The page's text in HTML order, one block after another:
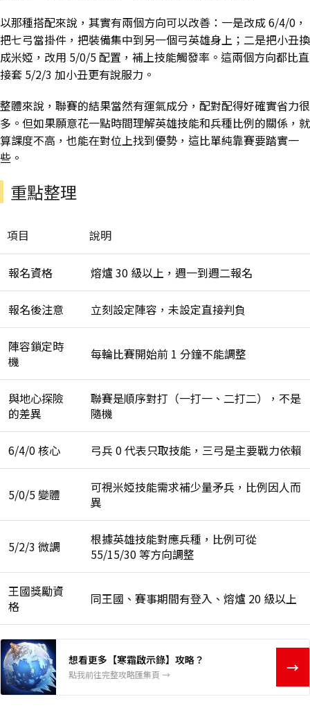
以那種搭配來說，其實有兩個方向可以改善：一是改成 6/4/0，
把七弓當掛件，把裝備集中到另一個弓英雄身上；二是把小丑換
成米婭，改用 5/0/5 配置，補上技能觸發率。這兩個方向都比直
接套 5/2/3 加小丑更有說服力。
整體來說，聯賽的結果當然有運氣成分，配對配得好確實省力很
多。但如果願意花一點時間理解英雄技能和兵種比例的關係，就
算課度不高，也能在對位上找到優勢，這比單純靠賽要踏實一
些。
重點整理
項目 說明
報名資格 熔爐 30 級以上，週一到週二報名
報名後注意 立刻設定陣容，未設定直接判負
陣容鎖定時
機
每輪比賽開始前 1 分鐘不能調整
與地心探險
的差異
聯賽是順序對打（一打一、二打二），不是
隨機
6/4/0 核心 弓兵 0 代表只取技能，三弓是主要戰力依賴
5/0/5 變體
可視米婭技能需求補少量矛兵，比例因人而
異
5/2/3 微調
根據英雄技能對應兵種，比例可從
55/15/30 等方向調整
王國獎勵資
格
同王國、賽事期間有登入、熔爐 20 級以上
想看更多【寒霜啟示錄】攻略？
點我前往完整攻略匯集頁 → →